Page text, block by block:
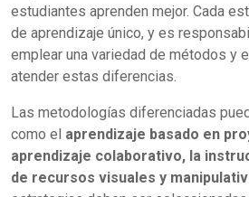
estudiantes aprenden mejor. Cada
de aprendizaje único, y es
emplear una variedad de métodos y
atender estas diferencias.
Las metodologías diferenciadas
como el aprendizaje basado en
aprendizaje colaborativo, la
de recursos visuales y